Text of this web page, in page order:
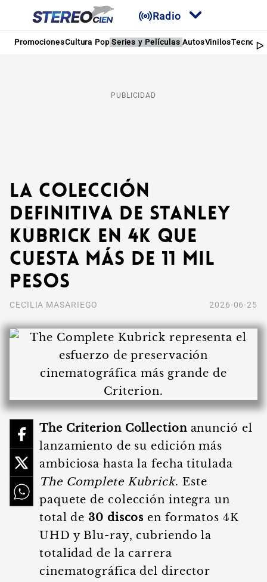
Radio
PromocionesCultura Pop Series y Películas AutosVinilos
PUBLICIDAD
La colección
definitiva de Stanley
Kubrick en 4K que
cuesta más de 11 mil
pesos
CECILIA MASARIEGO 2026-06-25
The Criterion Collectionanunció el
lanzamiento de su edición más
ambiciosa hasta la fecha titulada
The Complete Kubrick. Este
paquete de colección integra un
total de 30 discos en formatos 4K
UHD y Blu-ray, cubriendo la
totalidad de la carrera
cinematográfica del director